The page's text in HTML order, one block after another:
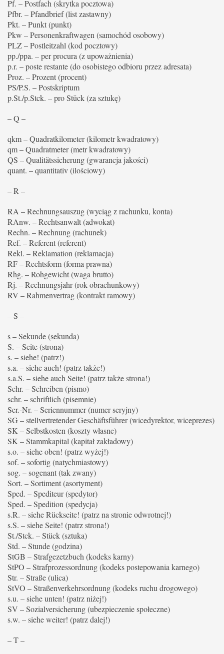
Pf. – Postfach (skrytka pocztowa)
Pfbr. – Pfandbrief (list zastawny)
Pkt. – Punkt (punkt)
Pkw – Personenkraftwagen (samochód osobowy)
PLZ – Postleitzahl (kod pocztowy)
pp./ppa. – per procura (z upoważnienia)
p.r. – poste restante (do osobistego odbioru przez adresata)
Proz. – Prozent (procent)
PS/P.S. – Postskriptum
p.St./p.Stck. – pro Stück (za sztukę)
– Q –
qkm – Quadratkilometer (kilometr kwadratowy)
qm – Quadratmeter (metr kwadratowy)
QS – Qualitätssicherung (gwarancja jakości)
quant. – quantitativ (ilościowy)
– R –
RA – Rechnungsauszug (wyciąg z rachunku, konta)
RAnw. – Rechtsanwalt (adwokat)
Rechn. – Rechnung (rachunek)
Ref. – Referent (referent)
Rekl. – Reklamation (reklamacja)
RF – Rechtsform (forma prawna)
Rhg. – Rohgewicht (waga brutto)
Rj. – Rechnungsjahr (rok obrachunkowy)
RV – Rahmenvertrag (kontrakt ramowy)
– S –
s – Sekunde (sekunda)
S. – Seite (strona)
s. – siehe! (patrz!)
s.a. – siehe auch! (patrz także!)
s.a.S. – siehe auch Seite! (patrz także strona!)
Schr. – Schreiben (pismo)
schr. – schriftlich (pisemnie)
Ser.-Nr. – Seriennummer (numer seryjny)
SG – stellvertretender Geschäftsführer (wicedyrektor, wiceprezes)
SK – Selbstkosten (koszty własne)
SK – Stammkapital (kapitał zakładowy)
s.o. – siehe oben! (patrz wyżej!)
sof. – sofortig (natychmiastowy)
sog. – sogenant (tak zwany)
Sort. – Sortiment (asortyment)
Sped. – Spediteur (spedytor)
Sped. – Spedition (spedycja)
s.R. – siehe Rückseite! (patrz na stronie odwrotnej!)
s.S. – siehe Seite! (patrz strona!)
St./Stck. – Stück (sztuka)
Std. – Stunde (godzina)
StGB – Strafgezetzbuch (kodeks karny)
StPO – Strafprozessordnung (kodeks postepowania karnego)
Str. – Straße (ulica)
StVO – Straßenverkehrsordnung (kodeks ruchu drogowego)
s.u. – siehe unten! (patrz niżej!)
SV – Sozialversicherung (ubezpieczenie społeczne)
s.w. – siehe weiter! (patrz dalej!)
– T –